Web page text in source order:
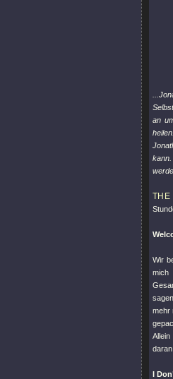
an
THE
Wir
mich
mehr
Allein
I